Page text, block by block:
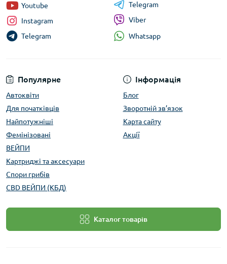
Популярне
Автоквіти
Для початківців
Найпотужніші
Фемінізовані
ВЕЙПИ
Картриджі та аксесуари
Спори грибів
CBD ВЕЙПИ (КБД)
Інформація
Блог
Зворотній зв’язок
Карта сайту
Акції
Каталог товарів
Youtube
Instagram
Telegram
Telegram
Viber
Whatsapp